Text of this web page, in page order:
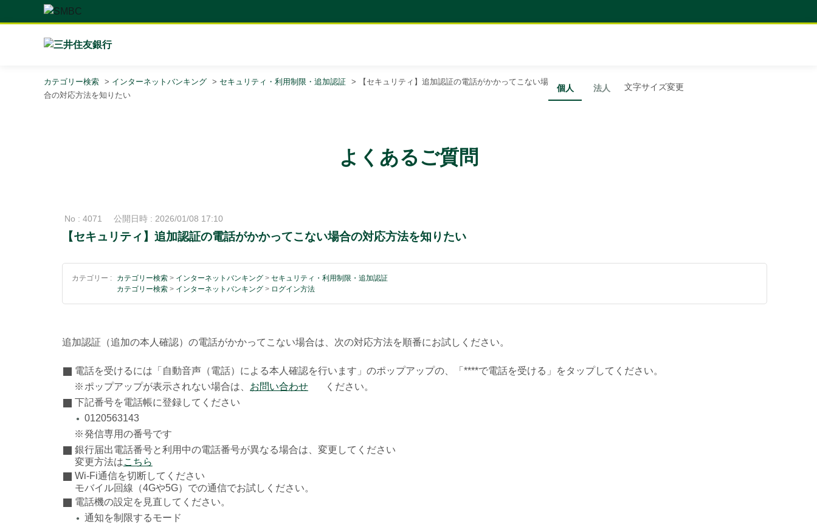
個人 法人 文字サイズ変更
カテゴリー検索 > インターネットバンキング > セキュリティ・利用制限・追加認証 >
【セキュリティ】追加認証の電話がかかってこない場
合の対応方法を知りたい
よくあるご質問
No : 4071 公開日時 : 2026/01/08 17:10
【セキュリティ】追加認証の電話がかかってこない場合の対応方法を知りたい
カテゴリー : カテゴリー検索 > インターネットバンキング > セキュリティ・利用制限・追加認証
カテゴリー検索 > インターネットバンキング > ログイン方法
追加認証（追加の本人確認）の電話がかかってこない場合は、次の対応方法を順番にお試しください。
電話を受けるには「自動音声（電話）による本人確認を行います」のポップアップの、「****で電話を受ける」をタップしてください。
※ ポップアップが表示されない場合は、 お問い合わせ
ください。
下記番号を電話帳に登録してください
●
0120563143
※発信専用の番号です
銀行届出電話番号と利用中の電話番号が異なる場合は、変更してください
変更方法はこちら
Wi-Fi通信を切断してください
モバイル回線（4Gや5G）での通信でお試しください。
電話機の設定を見直してください。
● 通知を制限するモード